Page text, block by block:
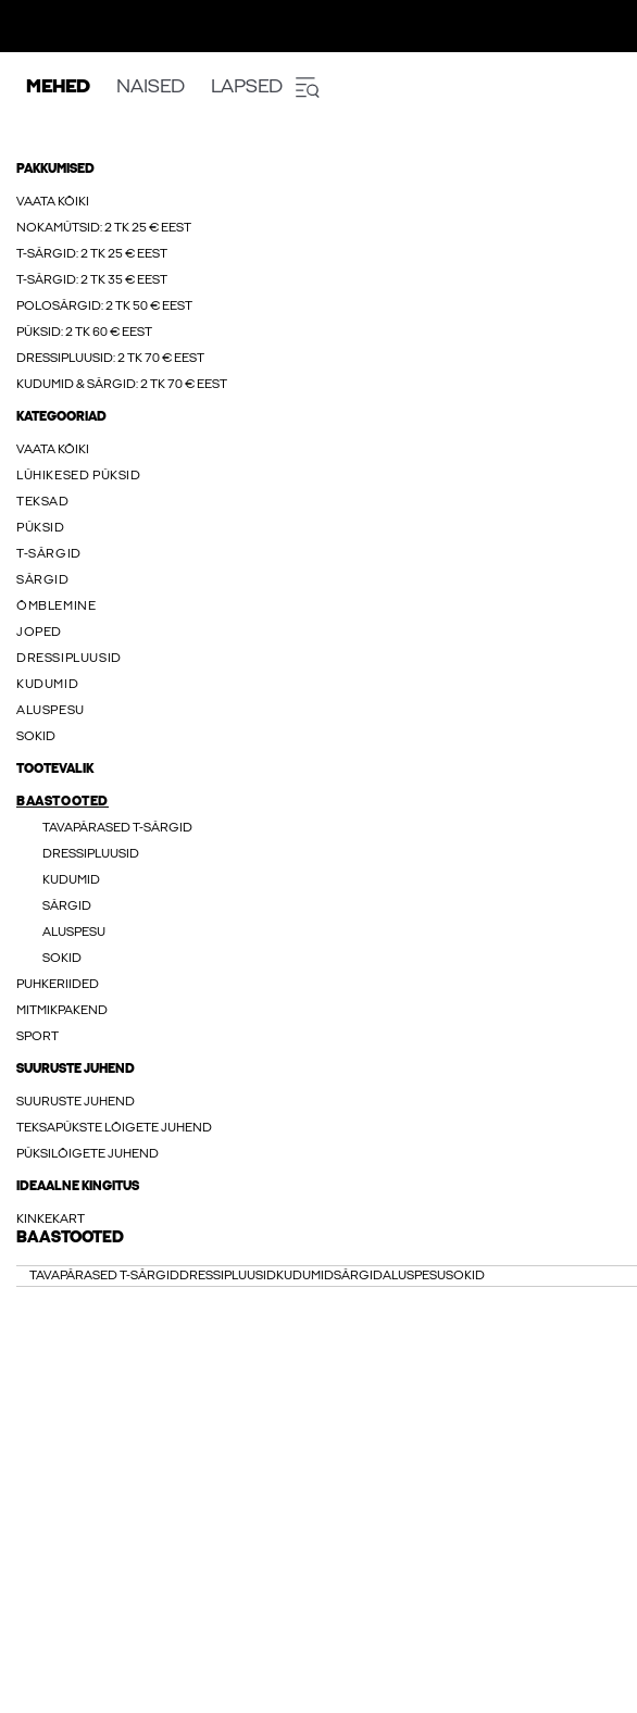
MEHED NAISED LAPSED
PAKKUMISED
VAATA KÕIKI
NOKAMÜTSID: 2 TK 25 € EEST
T-SÄRGID: 2 TK 25 € EEST
T-SÄRGID: 2 TK 35 € EEST
POLOSÄRGID: 2 TK 50 € EEST
PÜKSID: 2 TK 60 € EEST
DRESSIPLUUSID: 2 TK 70 € EEST
KUDUMID & SÄRGID: 2 TK 70 € EEST
KATEGOORIAD
VAATA KÕIKI
LÜHIKESED PÜKSID
TEKSAD
PÜKSID
T-SÄRGID
SÄRGID
ÕMBLEMINE
JOPED
DRESSIPLUUSID
KUDUMID
ALUSPESU
SOKID
TOOTEVALIK
BAASTOOTED
TAVAPÄRASED T-SÄRGID
DRESSIPLUUSID
KUDUMID
SÄRGID
ALUSPESU
SOKID
PUHKERIIDED
MITMIKPAKEND
SPORT
SUURUSTE JUHEND
SUURUSTE JUHEND
TEKSAPÜKSTE LÕIGETE JUHEND
PÜKSILÕIGETE JUHEND
IDEAALNE KINGITUS
KINKEKART
BAASTOOTED
TAVAPÄRASED T-SÄRGIDDRESSIPLUUSIDKUDUMIDSÄRGIDALUSPESUSOKID